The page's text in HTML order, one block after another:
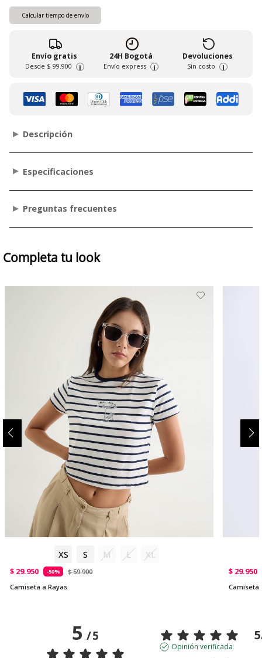
Calcular tiempo de envío
Envío gratis
Desde $ 99.900 i
24H Bogotá
Envío express i
Devoluciones
Sin costo i
Descripción
Especificaciones
Preguntas frecuentes
XS S M L XL
$ 29.950 -50%
$ 59.900
Camiseta a Rayas
$ 29.950
Camiseta
Completa tu look
5/5 5
Opinión verificada